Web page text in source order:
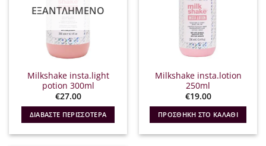
ΕΞΑΝΤΛΗΜΈΝΟ
Milkshake insta.light
potion 300ml
€27.00
ΔΙΑΒΆΣΤΕ ΠΕΡΙΣΣΌΤΕΡΑ
Milkshake insta.lotion
250ml
€19.00
ΠΡΟΣΘΉΚΗ ΣΤΟ ΚΑΛΆΘΙ